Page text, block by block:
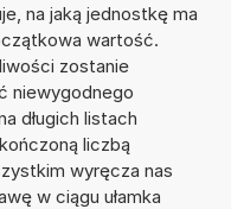
na jaką jednostkę ma
wartość.
zostanie
niewygodnego
długich listach
liczbą
wyręcza nas
w ciągu ułamka